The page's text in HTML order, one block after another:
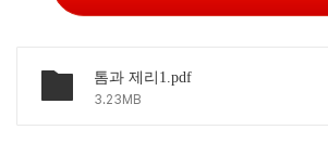
톰과 제리1.pdf
3.23MB